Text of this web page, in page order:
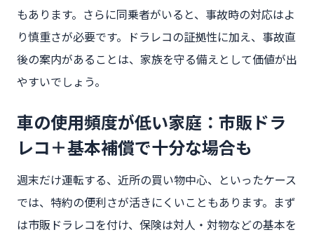
もあります。さらに同乗者がいると、事故時の対応はよ
り慎重さが必要です。ドラレコの証拠性に加え、事故直
後の案内があることは、家族を守る備えとして価値が出
やすいでしょう。
車の使用頻度が低い家庭：市販ドラ
レコ＋基本補償で十分な場合も
週末だけ運転する、近所の買い物中心、といったケース
では、特約の便利さが活きにくいこともあります。まず
は市販ドラレコを付け、保険は対人・対物などの基本を